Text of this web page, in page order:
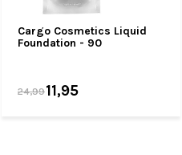
Cargo Cosmetics Liquid
Foundation - 90
24,9911,95